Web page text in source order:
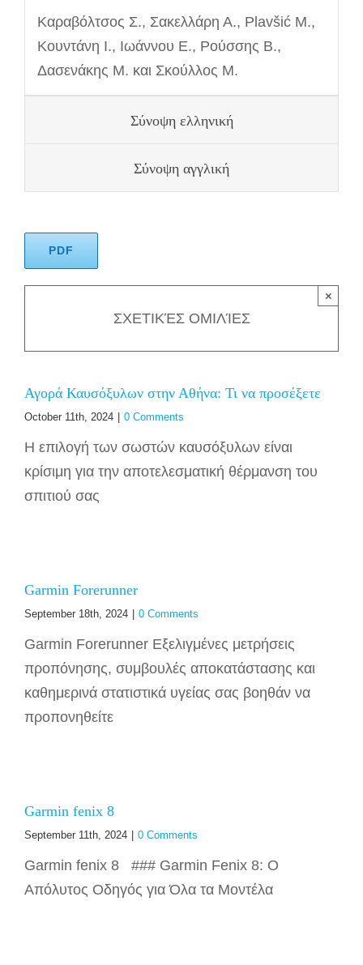
Καραβόλτσος Σ., Σακελλάρη Α., Plavšić M.,
Κουντάνη Ι., Ιωάννου Ε., Ρούσσης Β.,
Δασενάκης Μ. και Σκούλλος Μ.
Σύνοψη ελληνική
Σύνοψη αγγλική
PDF
ΣΧΕΤΙΚΈΣ ΟΜΙΛΊΕΣ
×
Αγορά Καυσόξυλων στην Αθήνα: Τι να προσέξετε
October 11th, 2024 0 Comments
Η επιλογή των σωστών καυσόξυλων είναι
κρίσιμη για την αποτελεσματική θέρμανση του
σπιτιού σας
Garmin Forerunner
September 18th, 2024 0 Comments
Garmin Forerunner Εξελιγμένες μετρήσεις
προπόνησης, συμβουλές αποκατάστασης και
καθημερινά στατιστικά υγείας σας βοηθάν να
προπονηθείτε
Garmin fenix 8
September 11th, 2024 0 Comments
Garmin fenix 8 ### Garmin Fenix 8: Ο
Απόλυτος Οδηγός για Όλα τα Μοντέλα